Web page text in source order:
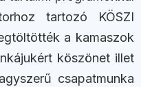
tartozó KÖSZI
a kamaszok
köszönet illet
csapatmunka